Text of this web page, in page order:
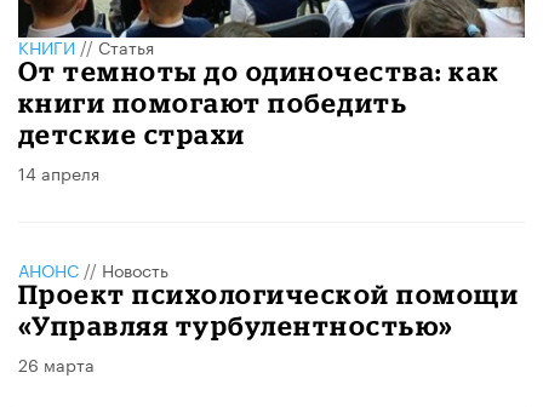
КНИГИ//Статья
От темноты до одиночества: как
книги помогают победить
детские страхи
14 апреля
АНОНС // Новость
Проект психологической помощи
«Управляя турбулентностью»
26 марта